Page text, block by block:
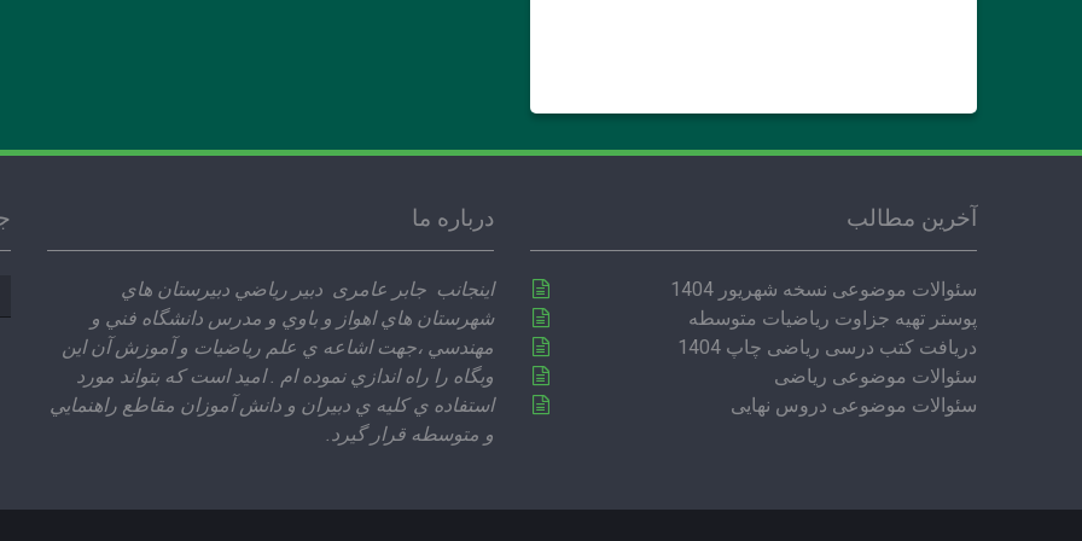
درباره ما
اينجانب جابر عامری دبير رياضي دبيرستان هاي
شهرستان هاي اهواز و باوي و مدرس دانشگاه فني و
مهندسي ،‌جهت اشاعه ي علم رياضيات و آموزش آن اين
وبگاه را راه اندازي نموده ام . اميد است كه بتواند مورد
استفاده ي كليه ي دبيران و دانش آموزان مقاطع راهنمايي
و متوسطه قرار گيرد.
آخرین مطالب
سئوالات موضوعی نسخه شهریور 1404
پوستر تهیه جزاوت ریاضیات متوسطه
دریافت کتب درسی ریاضی چاپ 1404
سئوالات موضوعی ریاضی
سئوالات موضوعی دروس نهایی